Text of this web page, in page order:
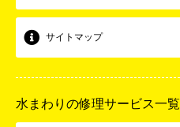
サイトマップ
水まわりの修理サービス一覧